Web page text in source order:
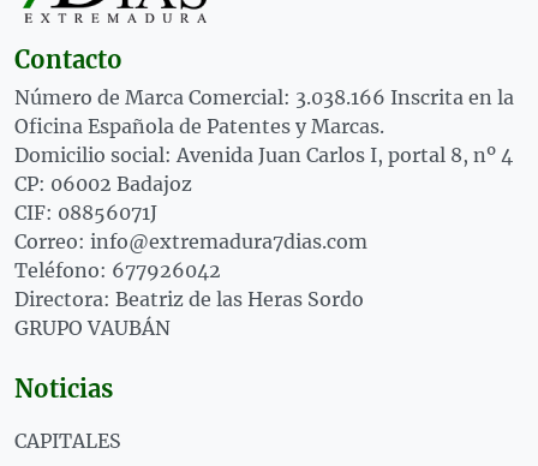
Contacto
Número de Marca Comercial: 3.038.166 Inscrita en la
Oficina Española de Patentes y Marcas.
Domicilio social: Avenida Juan Carlos I, portal 8, nº 4
CP: 06002 Badajoz
CIF: 08856071J
Correo: info@extremadura7dias.com
Teléfono: 677926042
Directora: Beatriz de las Heras Sordo
GRUPO VAUBÁN
Noticias
CAPITALES